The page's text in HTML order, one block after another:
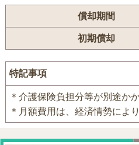
償却期間
初期償却
特記事項
＊介護保険負担分等が別途か
＊月額費用は、経済情勢によ